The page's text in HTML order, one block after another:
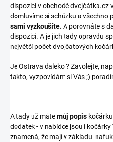
dispozici v obchodě dvojčátka.cz v
domluvíme si schůzku a všechno
sami vyzkoušíte. A porovnáte s
dispozici. A je jich tady opravdu
největší počet dvojčatových
Je Ostrava daleko ? Zavolejte,
takto, vyzpovídám si Vás ;)
A tady už mátemůj popis
dodatek - v nabídce jsou i
znamená, že mají v základu